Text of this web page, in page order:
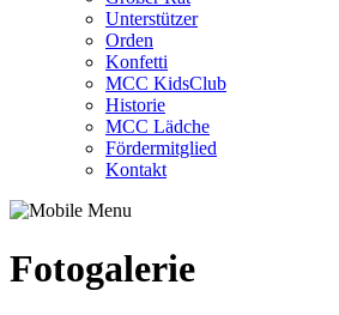
Unterstützer
Orden
Konfetti
MCC KidsClub
Historie
MCC Lädche
Fördermitglied
Kontakt
Fotogalerie